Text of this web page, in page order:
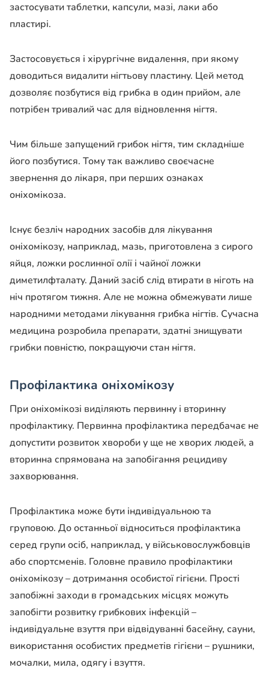
застосувати таблетки, капсули, мазі, лаки або
пластирі.
Застосовується і хірургічне видалення, при якому
доводиться видалити нігтьову пластину. Цей метод
дозволяє позбутися від грибка в один прийом, але
потрібен тривалий час для відновлення нігтя.
Чим більше запущений грибок нігтя, тим складніше
його позбутися. Тому так важливо своєчасне
звернення до лікаря, при перших ознаках
оніхомікоза.
Існує безліч народних засобів для лікування
оніхомікозу, наприклад, мазь, приготовлена з сирого
яйця, ложки рослинної олії і чайної ложки
диметилфталату. Даний засіб слід втирати в ніготь на
ніч протягом тижня. Але не можна обмежувати лише
народними методами лікування грибка нігтів. Сучасна
медицина розробила препарати, здатні знищувати
грибки повністю, покращуючи стан нігтя.
Профілактика оніхомікозу
При оніхомікозі виділяють первинну і вторинну
профілактику. Первинна профілактика передбачає не
допустити розвиток хвороби у ще не хворих людей, а
вторинна спрямована на запобігання рецидиву
захворювання.
Профілактика може бути індивідуальною та
груповою. До останньої відноситься профілактика
серед групи осіб, наприклад, у військовослужбовців
або спортсменів. Головне правило профілактики
оніхомікозу – дотримання особистої гігієни. Прості
запобіжні заходи в громадських місцях можуть
запобігти розвитку грибкових інфекцій –
індивідуальне взуття при відвідуванні басейну, сауни,
використання особистих предметів гігієни – рушники,
мочалки, мила, одягу і взуття.